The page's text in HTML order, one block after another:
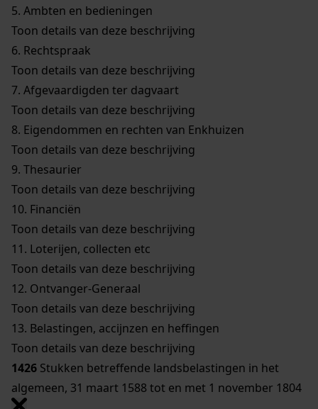
5. Ambten en bedieningen
Toon details van deze beschrijving
6. Rechtspraak
Toon details van deze beschrijving
7. Afgevaardigden ter dagvaart
Toon details van deze beschrijving
8. Eigendommen en rechten van Enkhuizen
Toon details van deze beschrijving
9. Thesaurier
Toon details van deze beschrijving
10. Financiën
Toon details van deze beschrijving
11. Loterijen, collecten etc
Toon details van deze beschrijving
12. Ontvanger-Generaal
Toon details van deze beschrijving
13. Belastingen, accijnzen en heffingen
Toon details van deze beschrijving
1426 Stukken betreffende landsbelastingen in het
algemeen, 31 maart 1588 tot en met 1 november 1804